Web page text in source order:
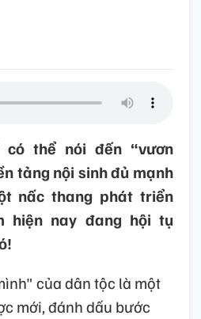
thể nói đến “vươn
tảng nội sinh đủ mạnh
nấc thang phát triển
hiện nay đang hội tụ
của dân tộc là một
mới, đánh dấu bước